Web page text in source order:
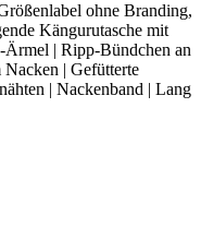
ohne Branding,
Kängurutasche mit
Ärmel | Ripp-Bündchen an
| Gefütterte
| Nackenband | Lang